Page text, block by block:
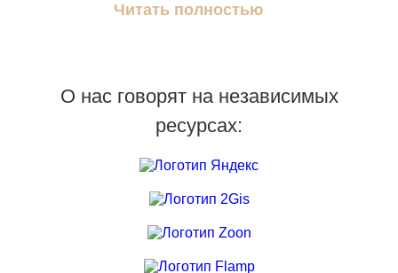
Читать полностью
О нас говорят на независимых
ресурсах: